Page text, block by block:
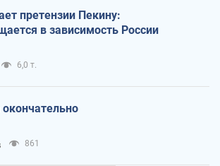
претензии Пекину:
в зависимость России
6,0 т.
861